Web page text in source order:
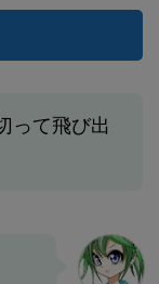
って飛び出